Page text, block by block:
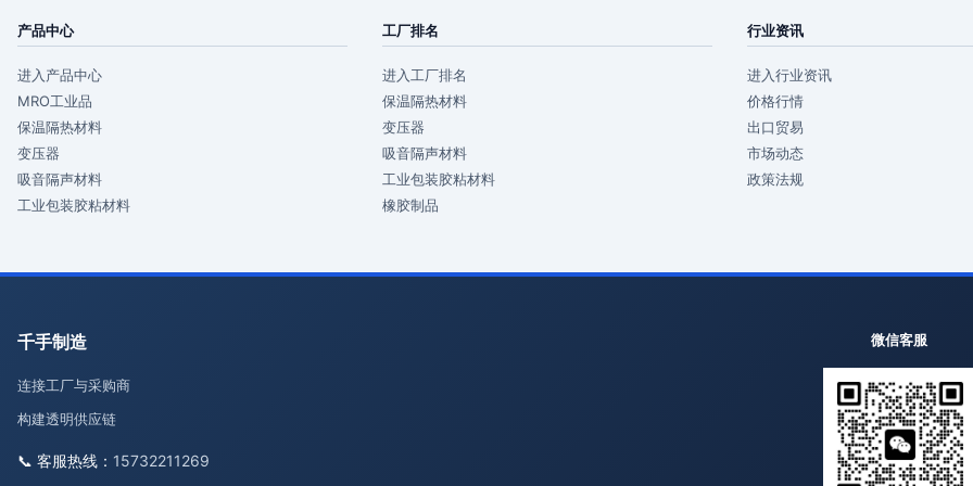
产品中心
进入产品中心
MRO工业品
保温隔热材料
变压器
吸音隔声材料
工业包装胶粘材料
工厂排名
进入工厂排名
保温隔热材料
变压器
吸音隔声材料
工业包装胶粘材料
橡胶制品
行业资讯
进入行业资讯
价格行情
出口贸易
市场动态
政策法规
千手制造
连接工厂与采购商
构建透明供应链
📞 客服热线： 15732211269
微信客服